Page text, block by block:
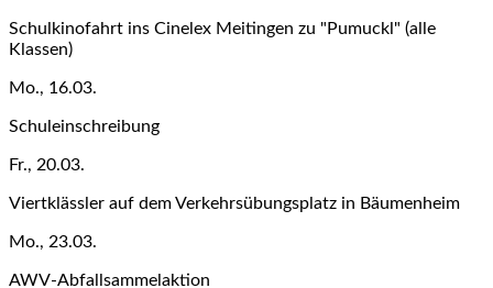
Schulkinofahrt ins Cinelex Meitingen zu "Pumuckl" (alle
Klassen)
Mo., 16.03.
Schuleinschreibung
Fr., 20.03.
Viertklässler auf dem Verkehrsübungsplatz in Bäumenheim
Mo., 23.03.
AWV-Abfallsammelaktion